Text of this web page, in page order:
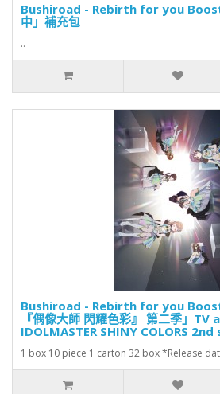
Bushiroad - Rebirth for you
中」補充包
..
Bushiroad - Rebirth for you
『偶像大師 閃耀色彩』 第二季」
IDOLMASTER SHINY COLORS
1 box 10 piece 1 carton 32 box *Release